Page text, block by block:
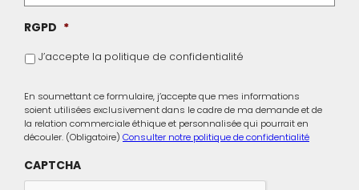
RGPD *
J’accepte la politique de confidentialité
En soumettant ce formulaire, j’accepte que mes informations
soient utilisées exclusivement dans le cadre de ma demande et de
la relation commerciale éthique et personnalisée qui pourrait en
découler. (Obligatoire) Consulter notre politique de confidentialité
CAPTCHA